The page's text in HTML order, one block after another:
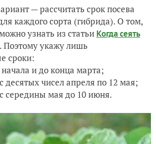
— рассчитать срок посева
каждого сорта (гибрида). О том,
узнать из статьи Когда сеять
. Поэтому укажу лишь
сроки:
и до конца марта;
десятых чисел апреля по 12 мая;
середины мая до 10 июня.